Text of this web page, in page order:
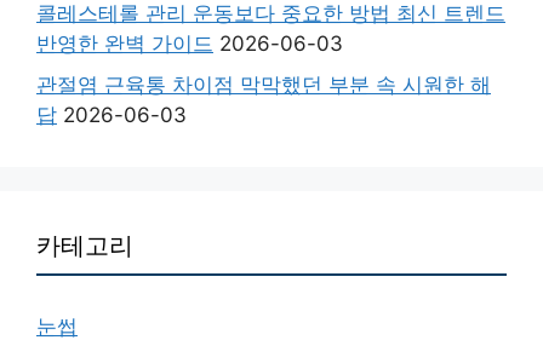
콜레스테롤 관리 운동보다 중요한 방법 최신 트렌드
반영한 완벽 가이드 2026-06-03
관절염 근육통 차이점 막막했던 부분 속 시원한 해
답 2026-06-03
카테고리
눈썹